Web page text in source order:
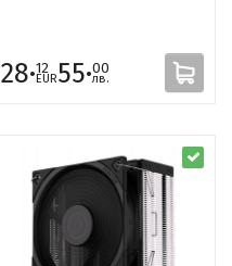
28·12
EUR55·00
лв.